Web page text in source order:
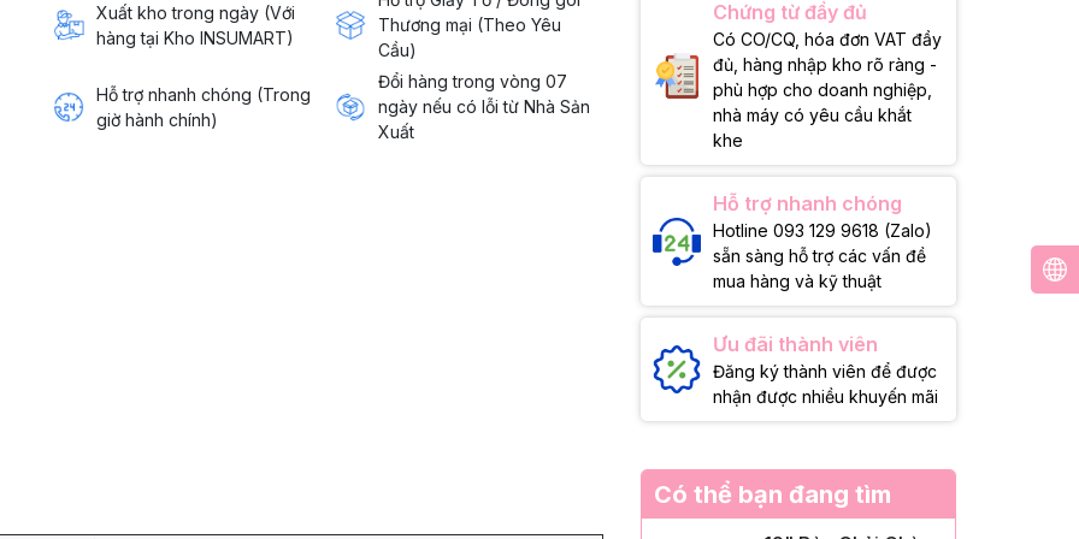
Xuất kho trong ngày (Với
hàng tại Kho INSUMART)
Thương mại (Theo Yêu
Cầu)
Hỗ trợ nhanh chóng (Trong
giờ hành chính)
Đổi hàng trong vòng 07
ngày nếu có lỗi từ Nhà Sản
Xuất
Chứng từ đầy đủ
Có CO/CQ, hóa đơn VAT đầy
đủ, hàng nhập kho rõ ràng -
phù hợp cho doanh nghiệp,
nhà máy có yêu cầu khắt
khe
Hỗ trợ nhanh chóng
Hotline 093 129 9618 (Zalo)
sẵn sàng hỗ trợ các vấn đề
mua hàng và kỹ thuật
Ưu đãi thành viên
Đăng ký thành viên để được
nhận được nhiều khuyến mãi
Có thể bạn đang tìm